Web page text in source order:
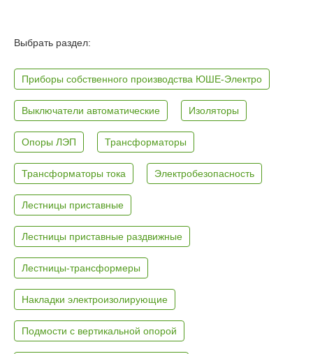
Выбрать раздел:
Приборы собственного производства ЮШЕ-Электро
Выключатели автоматические Изоляторы
Опоры ЛЭП Трансформаторы
Трансформаторы тока Электробезопасность
Лестницы приставные
Лестницы приставные раздвижные
Лестницы-трансформеры
Накладки электроизолирующие
Подмости с вертикальной опорой